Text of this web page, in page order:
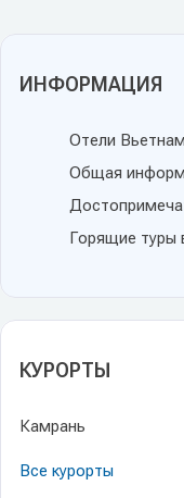
ИНФОРМАЦИЯ
Отели
Общая
Горящие туры
КУРОРТЫ
Камрань
Все курорты